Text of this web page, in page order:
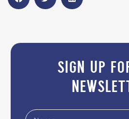
sign up